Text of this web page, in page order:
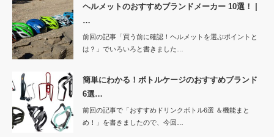
ヘルメットのおすすめブランドメーカー 10選！ |
…
前回の記事「買う前に確認！ヘルメットを選ぶポイントと
は？」でいろいろと書きました…
簡単にわかる！ボトルケージのおすすめブランド
6選…
前回の記事で「おすすめドリンクボトル6選 ＆機能まと
め！」を書きましたので、今回…